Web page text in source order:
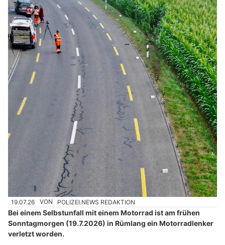
19.07.26 VON POLIZEI.NEWS REDAKTION
Bei einem Selbstunfall mit einem Motorrad ist am frühen
Sonntagmorgen (19.7.2026) in Rümlang ein Motorradlenker
verletzt worden.